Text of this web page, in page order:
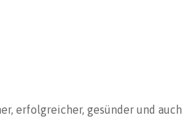
erfolgreicher, gesünder und auch